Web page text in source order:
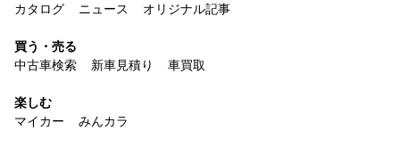
カタログ
ニュース オリジナル記事
買う・売る
中古車検索
新車見積り 車買取
楽しむ
マイカー
みんカラ